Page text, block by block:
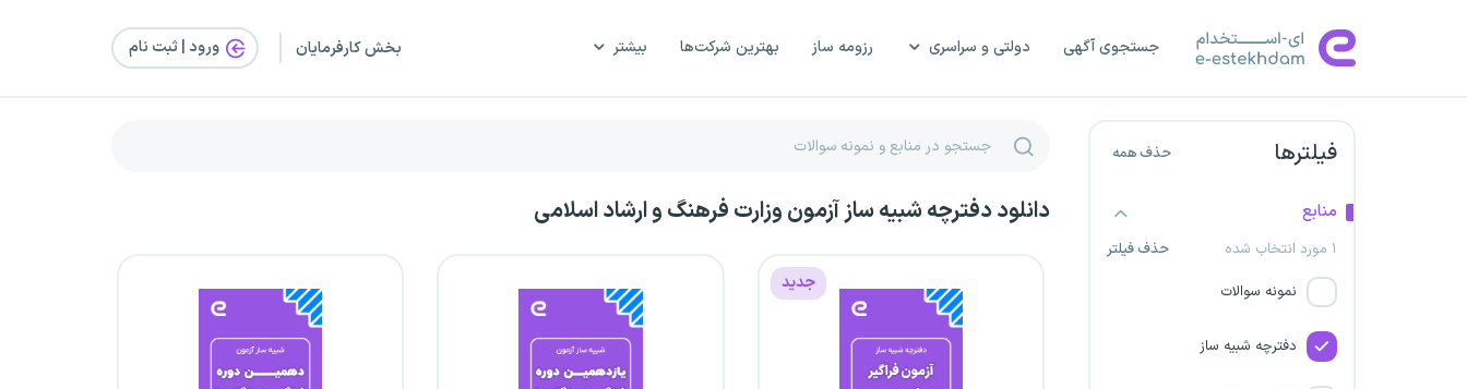
جستجوی آگهی دولتی و سراسری رزومه ساز بهترین شرکت‌ها بیشتر بخش کارفرمایان ورود | ثبت‌ نام
فیلترها حذف همه
منابع
۱ مورد انتخاب شده
حذف فیلتر
نمونه سوالات
دفترچه شبیه ساز
شرکت مهندسین گسترش فرآیند
شرکت مهندسی تاسیسات و
انرژی تامین اصفهان
دانلود دفترچه شبیه ساز آزمون وزارت فرهنگ و ارشاد اسلامی
جدید